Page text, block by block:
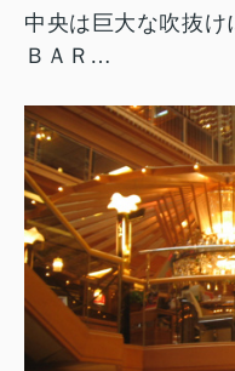
中央は巨大な吹抜
ＢＡＲ…